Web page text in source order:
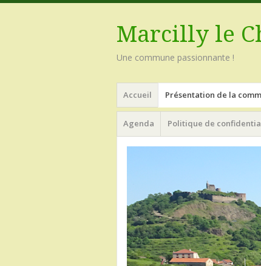
Marcilly le
Une commune passionnante !
Menu
Aller
au
contenu
principal
Accueil Présentation de la
Agenda Politique de